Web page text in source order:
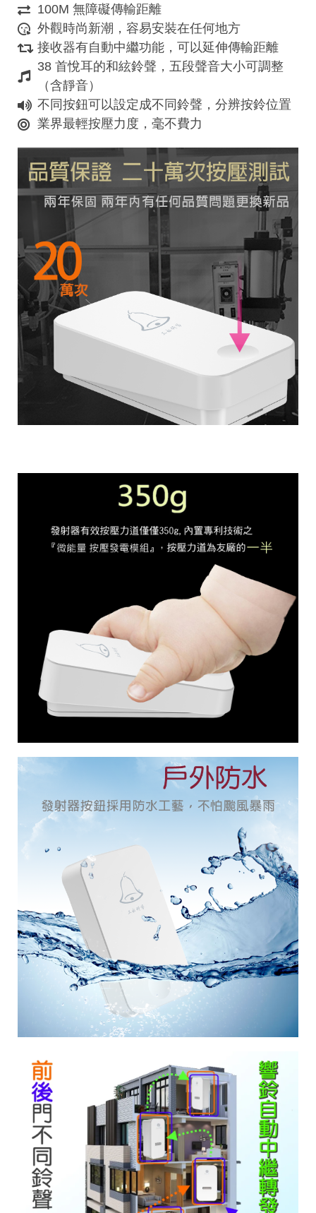
100M 無障礙傳輸距離
外觀時尚新潮，容易安裝在任何地方
接收器有自動中繼功能，可以延伸傳輸距離
38 首悅耳的和絃鈴聲，五段聲音大小可調整
（含靜音）
不同按鈕可以設定成不同鈴聲，分辨按鈴位置
業界最輕按壓力度，毫不費力